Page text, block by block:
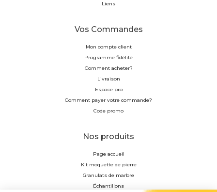
Liens
Vos Commandes
Mon compte client
Programme fidélité
Comment acheter?
Livraison
Espace pro
Comment payer votre commande?
Code promo
Nos produits
Page accueil
Kit moquette de pierre
Granulats de marbre
Échantillons